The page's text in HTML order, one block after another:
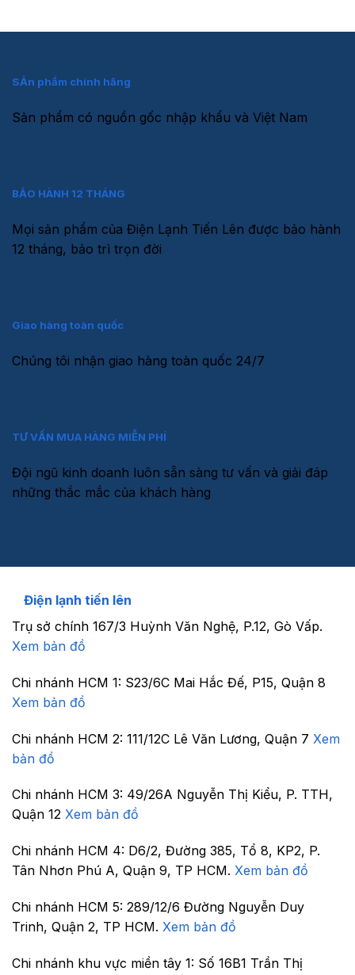
SẢn phẩm chính hãng
Sản phẩm có nguồn gốc nhập khẩu và Việt Nam
BẢO HÀNH 12 THÁNG
Mọi sản phẩm của Điện Lạnh Tiến Lên được bảo hành
12 tháng, bảo trì trọn đời
Giao hàng toàn quốc
Chúng tôi nhận giao hàng toàn quốc 24/7
TƯ VẤN MUA HÀNG MIỄN PHÍ
Đội ngũ kinh doanh luôn sẵn sàng tư vấn và giải đáp
những thắc mắc của khách hàng
Điện lạnh tiến lên
Trụ sở chính 167/3 Huỳnh Văn Nghệ, P.12, Gò Vấp.
Xem bản đồ
Chi nhánh HCM 1: S23/6C Mai Hắc Đế, P15, Quận 8
Xem bản đồ
Chi nhánh HCM 2: 111/12C Lê Văn Lương, Quận 7 Xem
bản đồ
Chi nhánh HCM 3: 49/26A Nguyễn Thị Kiểu, P. TTH,
Quận 12 Xem bản đồ
Chi nhánh HCM 4: D6/2, Đường 385, Tổ 8, KP2, P.
Tân Nhơn Phú A, Quận 9, TP HCM. Xem bản đồ
Chi nhánh HCM 5: 289/12/6 Đường Nguyễn Duy
Trinh, Quận 2, TP HCM. Xem bản đồ
Chi nhánh khu vực miền tây 1: Số 16B1 Trần Thị